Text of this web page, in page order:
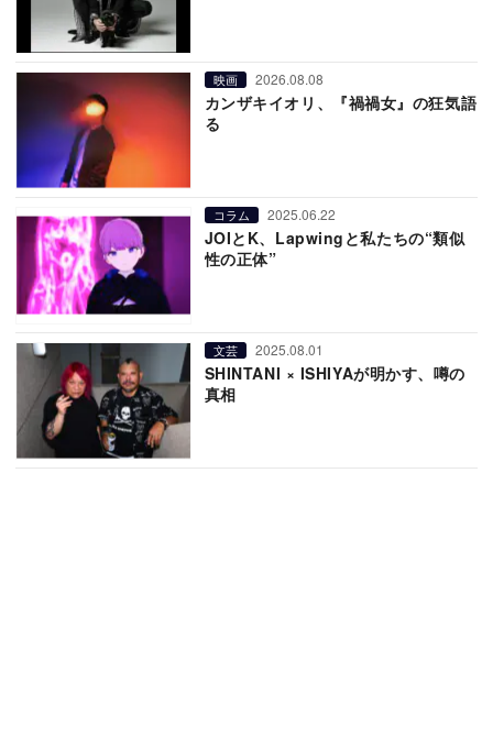
映画 2026.08.08
カンザキイオリ、『禍禍女』の狂気語
る
コラム 2025.06.22
JOIとK、Lapwingと私たちの“類似
性の正体”
文芸 2025.08.01
SHINTANI × ISHIYAが明かす、噂の
真相